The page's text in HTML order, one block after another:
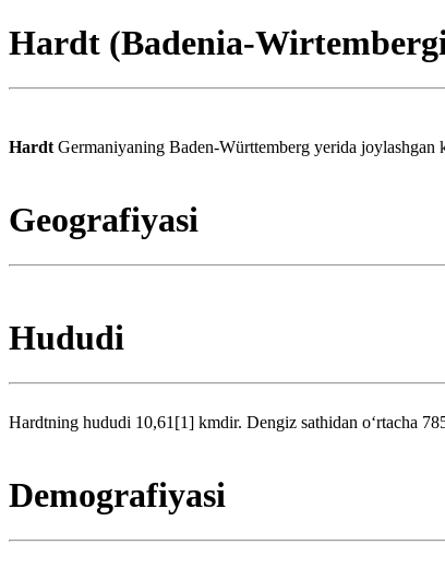
Hardt (Badenia-
Hardt Germaniyaning Baden-Württemberg yerida
Geografiyasi
Hududi
Hardtning hududi 10,61[1] kmdir. Dengiz sathidan oʻrtacha
Demografiyasi